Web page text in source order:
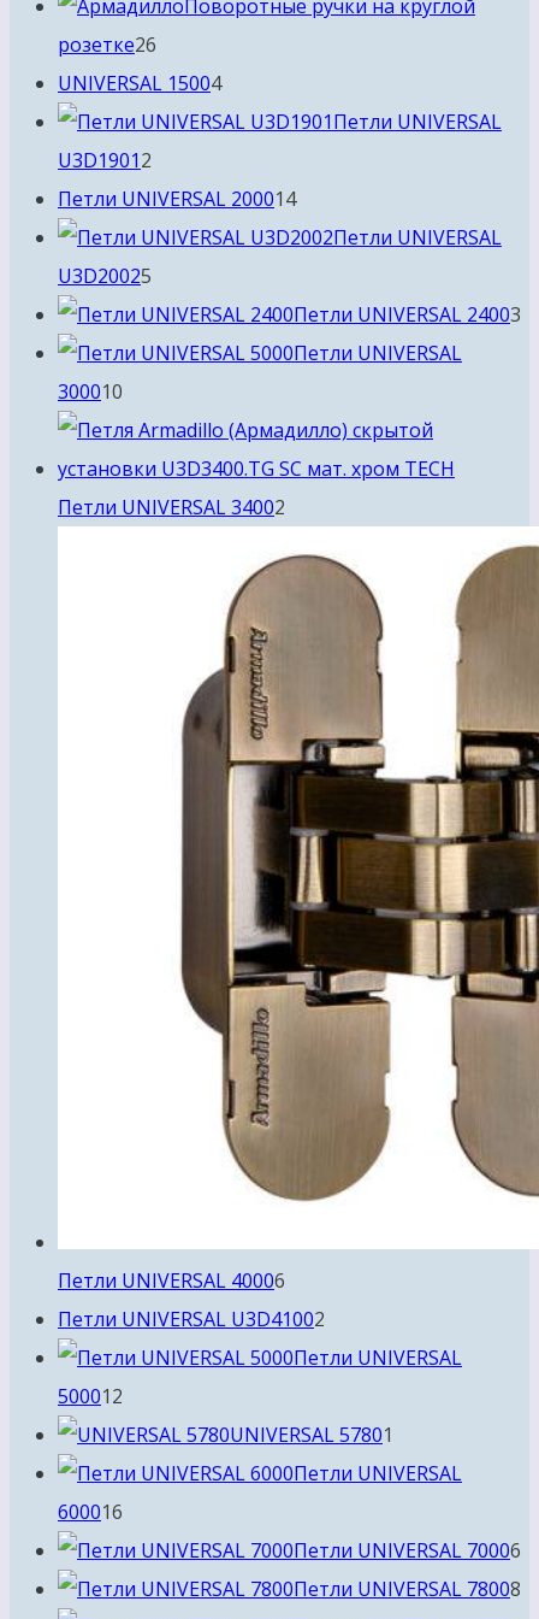
Поворотные ручки на круглой
розетке26
товаров
UNIVERSAL 150044
товара
Петли UNIVERSAL
U3D19012
товара
Петли UNIVERSAL 20001414
товаровПетли UNIVERSAL
U3D20025
товаров
Петли UNIVERSAL 24003
Петли UNIVERSAL
300010
товаров
Петли UNIVERSAL 34002
Петли UNIVERSAL 40006
товаров
Петли UNIVERSAL U3D41002
товара
Петли UNIVERSAL
500012
товаров
UNIVERSAL 57801
товар
Петли UNIVERSAL
600016
товаров
Петли UNIVERSAL 70006
Петли UNIVERSAL 78008